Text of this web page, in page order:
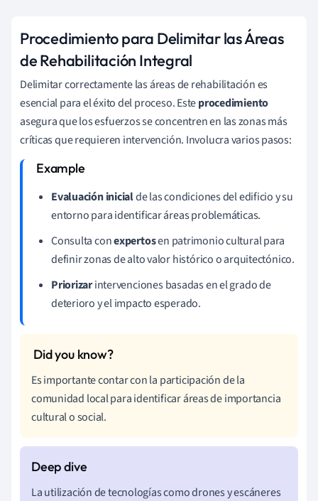
Procedimiento para Delimitar las Áreas
de Rehabilitación Integral
Delimitar correctamente las áreas de rehabilitación es
esencial para el éxito del proceso. Esteprocedimiento
asegura que los esfuerzos se concentren en las zonas más
críticas que requieren intervención. Involucra varios pasos:
Evaluación inicialde las condiciones del edificio y su
entorno para identificar áreas problemáticas.
Consulta conexpertosen patrimonio cultural para
definir zonas de alto valor histórico o arquitectónico.
Priorizarintervenciones basadas en el grado de
deterioro y el impacto esperado.
Es importante contar con la participación de la
comunidad local para identificar áreas de importancia
cultural o social.
La utilización de tecnologías como drones y escáneres